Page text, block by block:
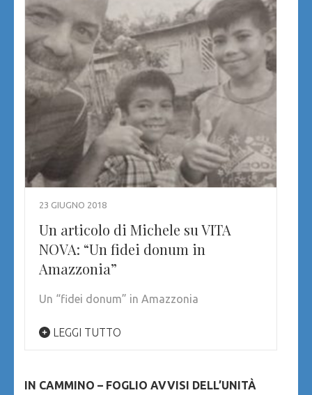
23 GIUGNO 2018
Un articolo di Michele su VITA
NOVA: “Un fidei donum in
Amazzonia”
Un “fidei donum” in Amazzonia
LEGGI TUTTO
IN CAMMINO – FOGLIO AVVISI DELL’UNITÀ